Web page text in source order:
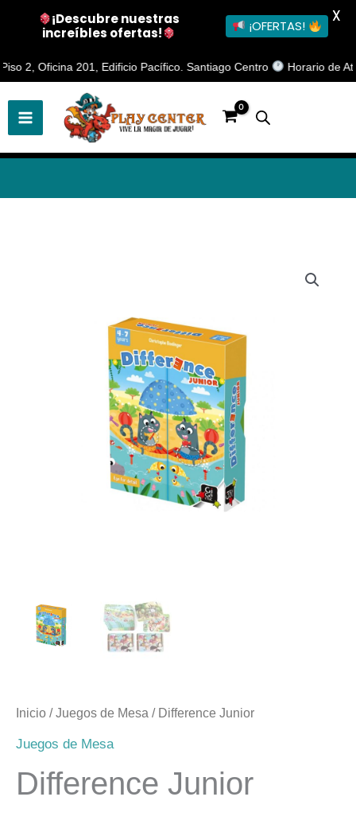
Oficina 201, Edificio Pacífico. Santiago Centro Horario de
Ir
al
contenido
Inicio /Juegos de Mesa / Difference Junior
Juegos de Mesa
Difference Junior
¡Descubre nuestras
increíbles ofertas!
¡OFERTAS!
X